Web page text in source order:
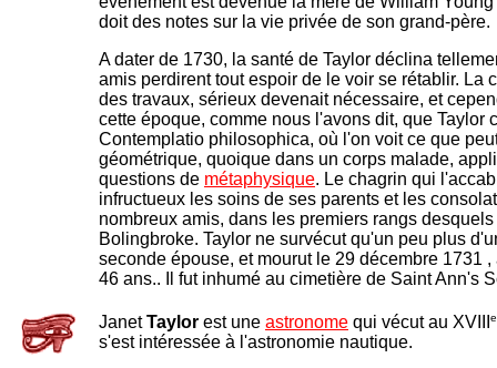
doit des notes sur la vie privée de son grand-père.
A dater de 1730, la santé de Taylor déclina
amis perdirent tout espoir de le voir se rétablir. La
des travaux, sérieux devenait nécessaire, et
cette époque, comme nous l'avons dit, que Taylor
Contemplatio philosophica, où l'on voit ce que
géométrique, quoique dans un corps malade,
questions de métaphysique. Le chagrin qui
infructueux les soins de ses parents et les
nombreux amis, dans les premiers rangs
Bolingbroke. Taylor ne survécut qu'un peu plus
seconde épouse, et mourut le 29 décembre 1731 ,
46 ans.. Il fut inhumé au cimetière de Saint Ann's
JanetTaylor est une astronome qui vécut au XVIII e
s'est intéressée à l'astronomie nautique.